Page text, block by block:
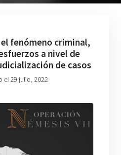
fenómeno criminal,
a nivel de
de casos
el 29 julio, 2022